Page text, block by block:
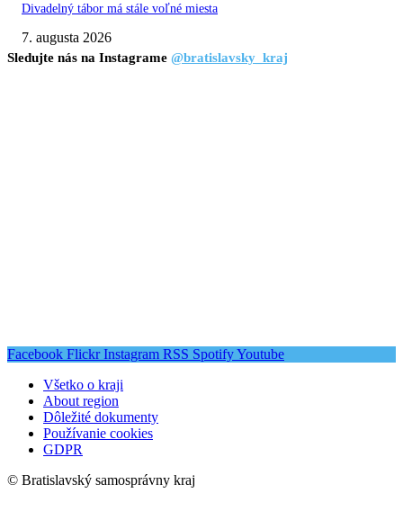
Divadelný tábor má stále voľné miesta
7. augusta 2026
Sledujte nás na Instagrame @bratislavsky_kraj
Facebook Flickr Instagram RSS SpotifyYoutube
Všetko o kraji
About region
Dôležité dokumenty
Používanie cookies
GDPR
© Bratislavský samosprávny kraj